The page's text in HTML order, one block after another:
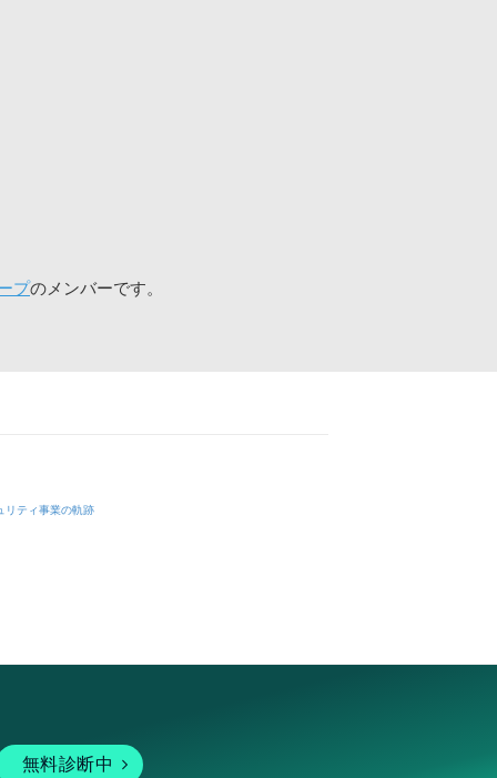
プのメンバーです。
リティ事業の軌跡
無料診断中